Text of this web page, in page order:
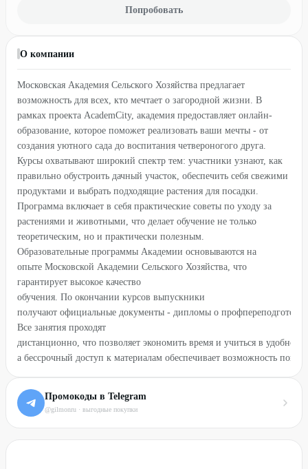
Попробовать
О компании
Московская Академия Сельского Хозяйства предлагает
возможность для всех, кто мечтает о загородной жизни. В
рамках проекта AcademCity, академия предоставляет онлайн-
образование, которое поможет реализовать ваши мечты - от
создания уютного сада до воспитания четвероногого друга.
Курсы охватывают широкий спектр тем: участники узнают, как
правильно обустроить дачный участок, обеспечить себя свежими
продуктами и выбрать подходящие растения для посадки.
Программа включает в себя практические советы по уходу за
растениями и животными, что делает обучение не только
теоретическим, но и практически полезным.
Образовательные программы Академии основываются на
опыте Московской Академии Сельского Хозяйства, что
гарантирует высокое качество
обучения. По окончании курсов выпускники
получают официальные документы - дипломы о
Все занятия проходят
дистанционно, что позволяет экономить время и учиться в удобном
а бессрочный доступ к материалам обеспечивает возможность
Промокоды в Telegram
@gilmonru · выгодные покупки